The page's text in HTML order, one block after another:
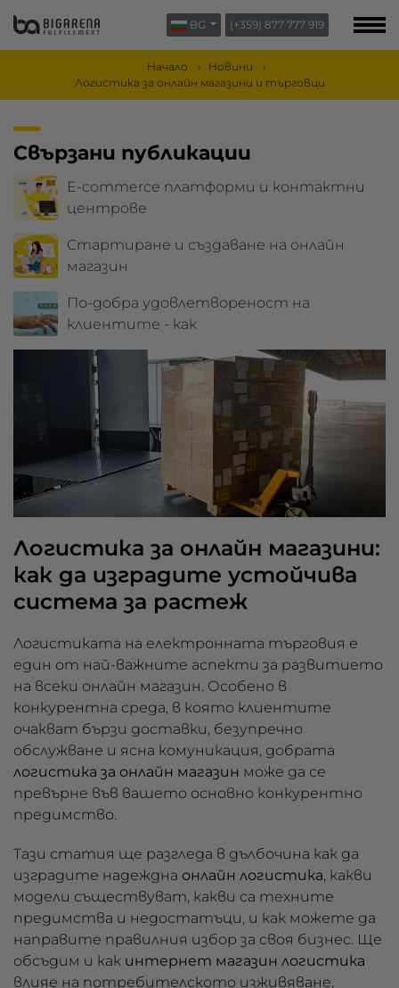
BG (+359) 877 777 919
ЗА НАС
Начало
Новини
Логистика за онлайн магазини и търговци
Свързани публикации
E-commerce платформи и контактни
центрове
Стартиране и създаване на онлайн
магазин
По-добра удовлетвореност на
клиентите - как
Логистика за онлайн магазини:
как да изградите устойчива
система за растеж
Логистиката на електронната търговия е
един от най-важните аспекти за развитието
на всеки онлайн магазин. Особено в
конкурентна среда, в която клиентите
очакват бързи доставки, безупречно
обслужване и ясна комуникация, добрата
логистика за онлайн магазин може да се
превърне във вашето основно конкурентно
предимство.
Тази статия ще разгледа в дълбочина как да
изградите надеждна онлайн логистика, какви
модели съществуват, какви са техните
предимства и недостатъци, и как можете да
направите правилния избор за своя бизнес. Ще
обсъдим и как интернет магазин логистика
влияе на потребителското изживяване,